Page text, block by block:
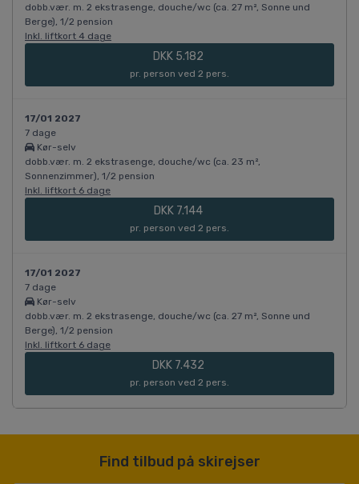
dobb.vær. m. 2 ekstrasenge, douche/wc (ca. 27 m², Sonne und
Berge), 1/2 pension
Inkl. liftkort 4 dage
DKK 5.182
pr. person ved 2 pers.
17/01 2027
7 dage
Kør-selv
dobb.vær. m. 2 ekstrasenge, douche/wc (ca. 23 m²,
Sonnenzimmer), 1/2 pension
Inkl. liftkort 6 dage
DKK 7.144
pr. person ved 2 pers.
17/01 2027
7 dage
Kør-selv
dobb.vær. m. 2 ekstrasenge, douche/wc (ca. 27 m², Sonne und
Berge), 1/2 pension
Inkl. liftkort 6 dage
DKK 7.432
pr. person ved 2 pers.
Find tilbud på skirejser